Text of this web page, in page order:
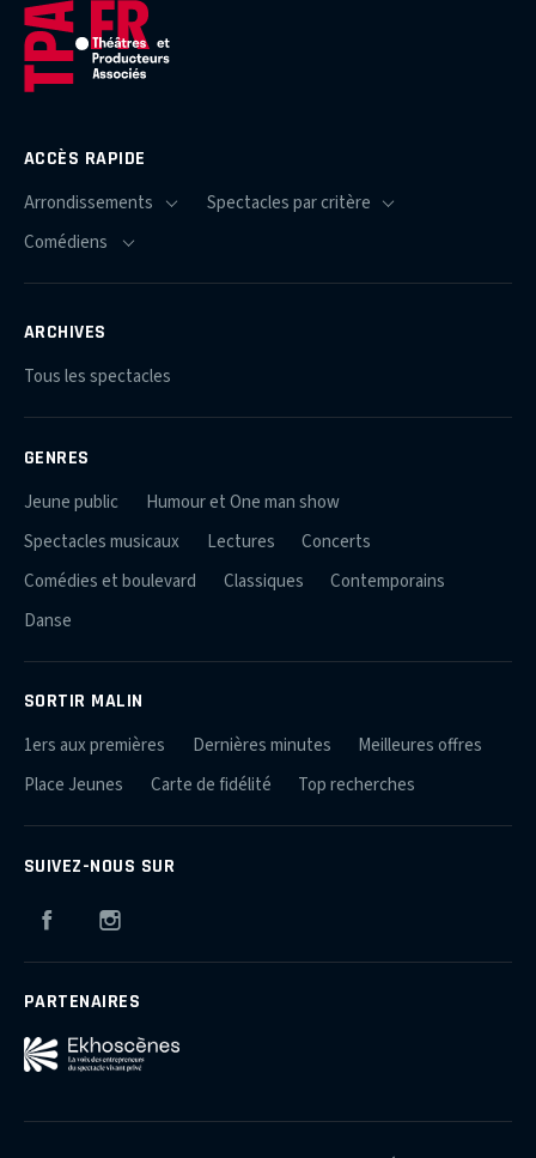
ACCÈS RAPIDE
ARCHIVES
Tous les spectacles
GENRES
Jeune public
Humour et One man show
Spectacles musicaux
Lectures
Concerts
Comédies et boulevard
Classiques
Contemporains
Danse
SORTIR MALIN
1ers aux premières Dernières minutes
Meilleures offres
Place Jeunes
Carte de fidélité Top recherches
SUIVEZ-NOUS SUR
Facebook
PARTENAIRES